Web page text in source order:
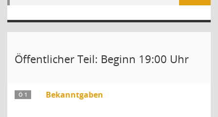
Öffentlicher Teil: Beginn 19:00 Uhr
Ö 1 Bekanntgaben